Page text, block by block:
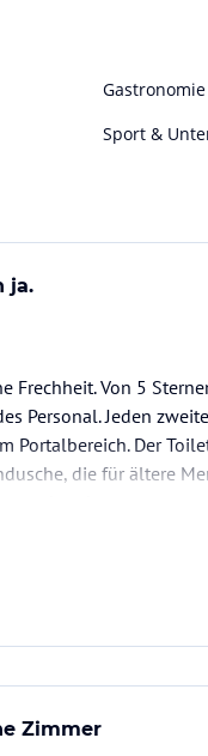
Gastronomie
Sport &
ja.
Von 5
Personal. Jeden
Portalbereich. Der
die für ältere
Zimmer